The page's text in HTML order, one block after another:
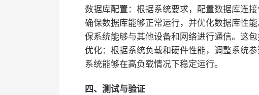
数据库配置：根据系统要求，配置数据库连
确保数据库能够正常运行，并优化数据库性能
保系统能够与其他设备和网络进行通信。这
优化：根据系统负载和硬件性能，调整系统
系统能够在高负载情况下稳定运行。
四、测试与验证